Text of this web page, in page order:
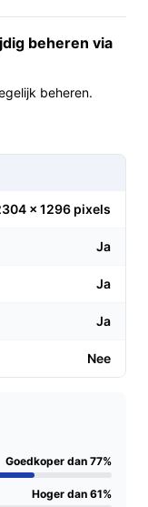
en
app voor
hun voortuin,
buiten te boren; -
voor een model
noemt
‘netstroom’;
volgens de
is ‘nee’.
beheren via
beheren.
× 1296 pixels
Ja
Ja
Ja
Nee
Goedkoper dan 77%
Hoger dan 61%